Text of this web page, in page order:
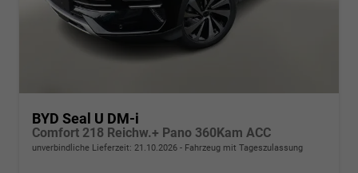
BYD Seal U DM-i
Comfort 218 Reichw.+ Pano 360Kam ACC
unverbindliche Lieferzeit: 21.10.2026 Fahrzeug mit Tageszulassung